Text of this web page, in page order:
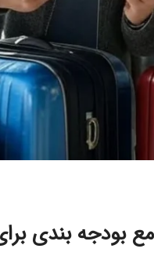
بودجه بندی